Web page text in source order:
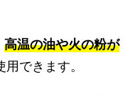
高温の油や火の粉が
できます。